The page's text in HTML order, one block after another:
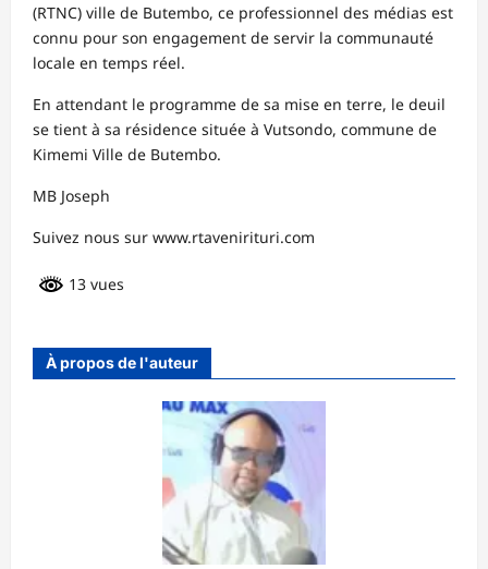
(RTNC) ville de Butembo, ce professionnel des médias est
connu pour son engagement de servir la communauté
locale en temps réel.
En attendant le programme de sa mise en terre, le deuil
se tient à sa résidence située à Vutsondo, commune de
Kimemi Ville de Butembo.
MB Joseph
Suivez nous sur www.rtavenirituri.com
13 vues
À propos de l'auteur